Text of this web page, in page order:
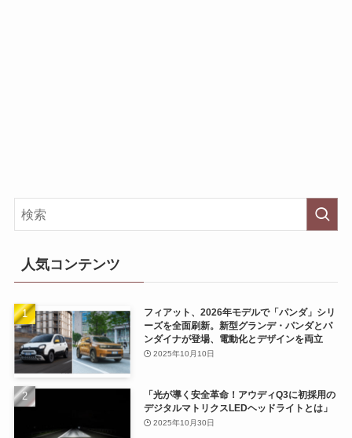
人気コンテンツ
フィアット、2026年モデルで「パンダ」シリ
ーズを全面刷新。新型グランデ・パンダとパ
ンダイナが登場、電動化とデザインを両立
2025年10月10日
「光が導く安全革命！アウディQ3に初採用の
デジタルマトリクスLEDヘッドライトとは」
2025年10月30日